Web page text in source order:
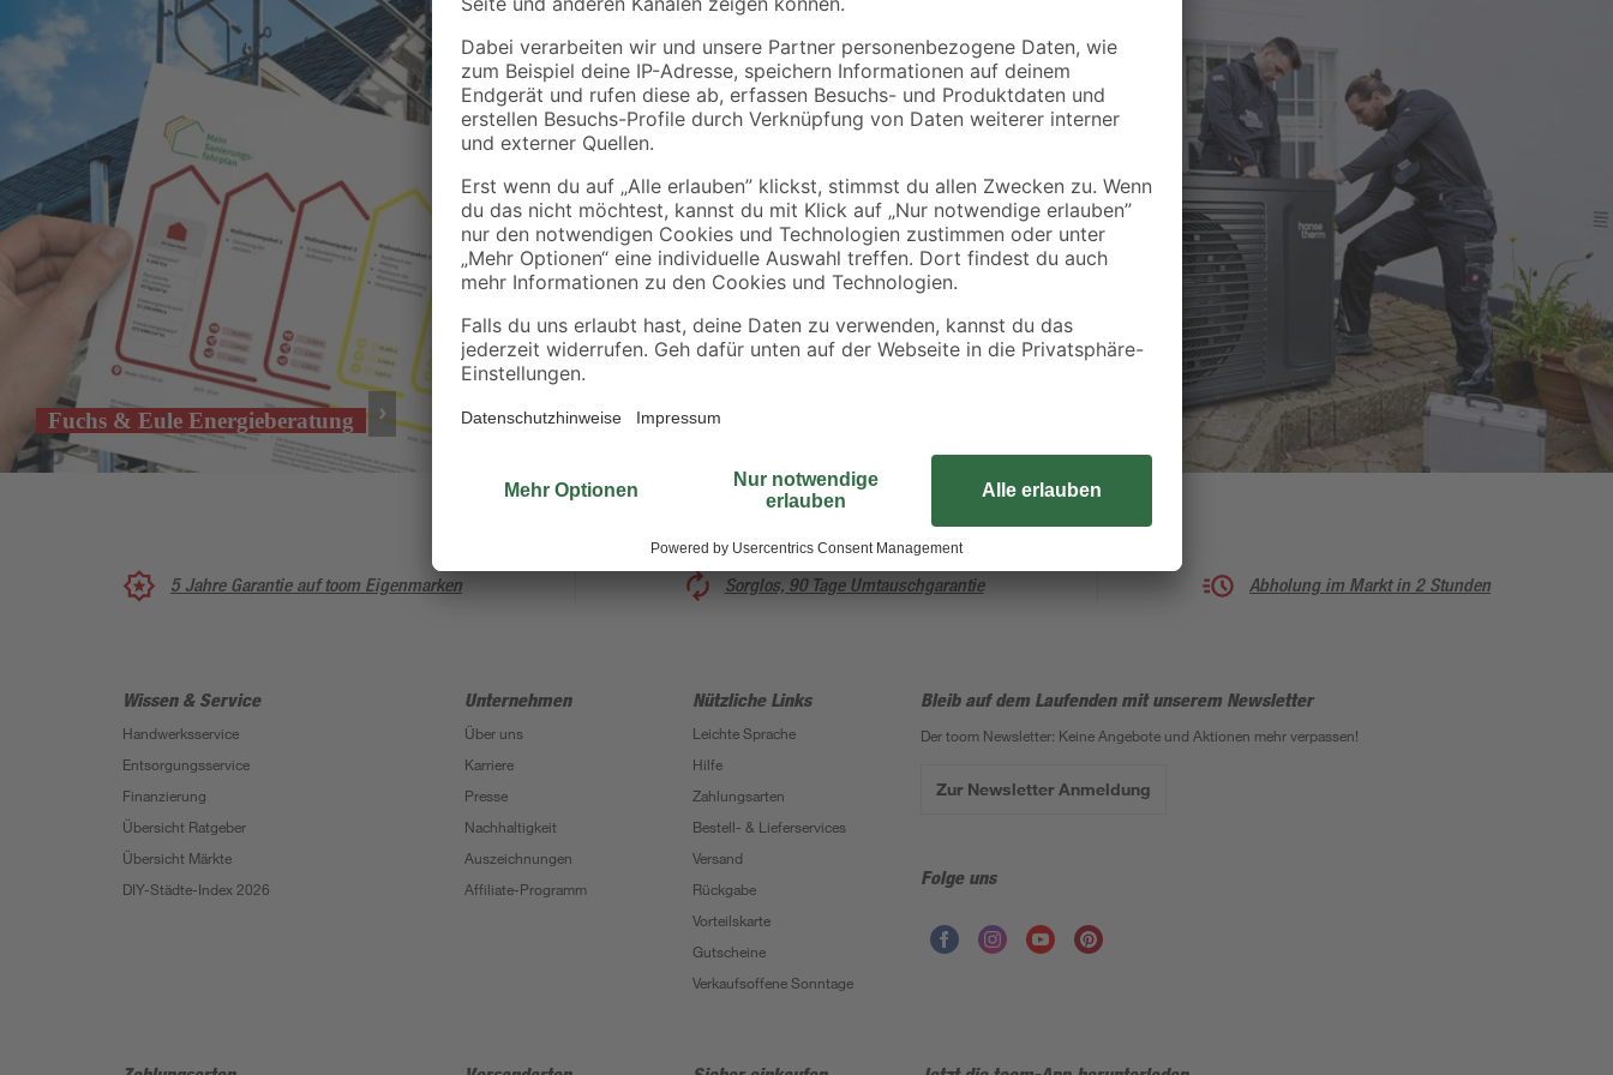
Fuchs & Eule Energieberatung
5 Jahre Garantie auf toom Eigenmarken Sorglos, 90 Tage Umtauschgarantie Abholung im Markt in 2 Stunden
Wissen & Service
Handwerksservice
Entsorgungsservice
Finanzierung
Übersicht Ratgeber
Übersicht Märkte
DIY-Städte-Index 2026
Unternehmen
Über uns
Karriere
Presse
Nachhaltigkeit
Auszeichnungen
Affiliate-Programm
Nützliche Links
Leichte Sprache
Hilfe
Zahlungsarten
Bestell- & Lieferservices
Versand
Rückgabe
Vorteilskarte
Gutscheine
Verkaufsoffene Sonntage
Bleib auf dem Laufenden mit unserem Newsletter
Der toom Newsletter: Keine Angebote und Aktionen mehr verpassen!
Zur Newsletter Anmeldung
Folge uns